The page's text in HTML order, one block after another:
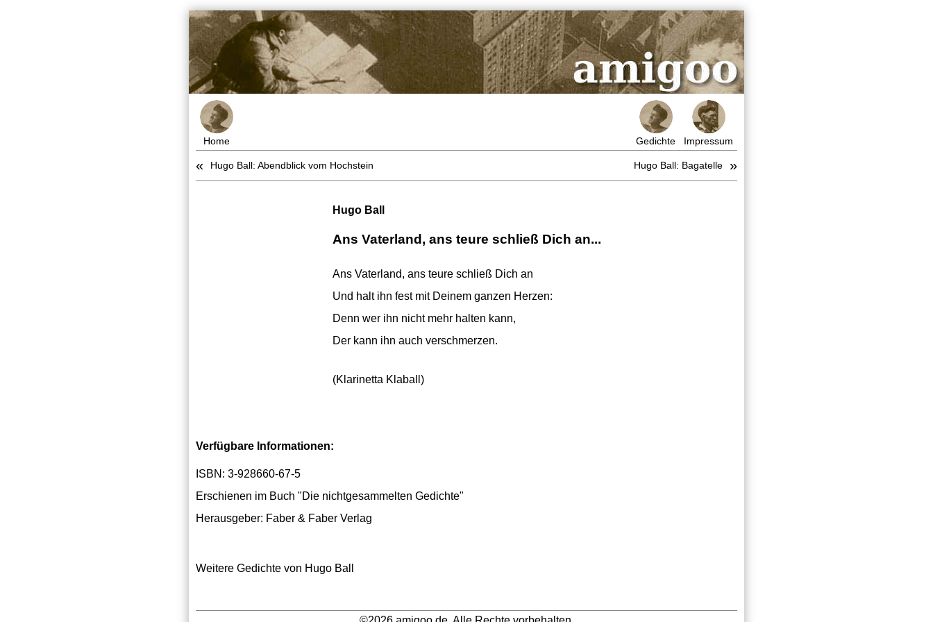
Home Gedichte Impressum
« Hugo Ball: Abendblick vom Hochstein Hugo Ball: Bagatelle »
Hugo Ball
Ans Vaterland, ans teure schließ Dich an...
Ans Vaterland, ans teure schließ Dich an
Und halt ihn fest mit Deinem ganzen Herzen:
Denn wer ihn nicht mehr halten kann,
Der kann ihn auch verschmerzen.
(Klarinetta Klaball)
Verfügbare Informationen:
ISBN: 3-928660-67-5
Erschienen im Buch "Die nichtgesammelten Gedichte"
Herausgeber: Faber & Faber Verlag
Weitere Gedichte von Hugo Ball